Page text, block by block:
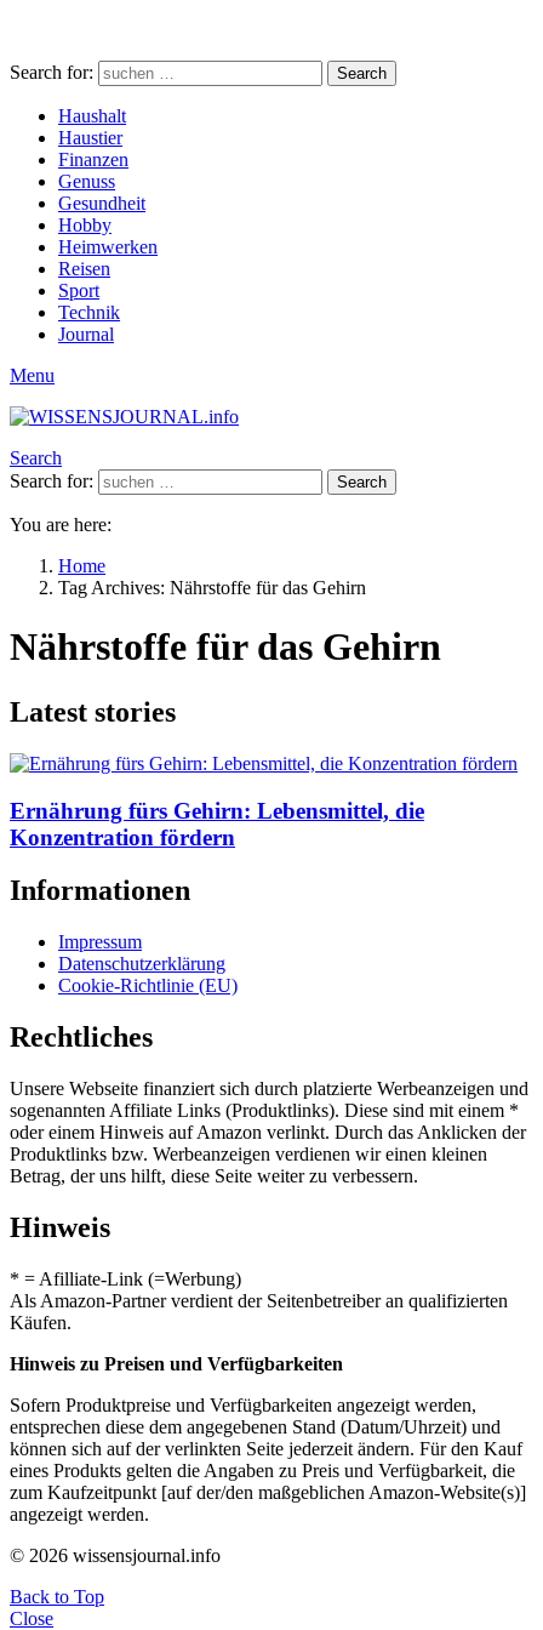
Search for: Search
Haushalt
Haustier
Finanzen
Genuss
Gesundheit
Hobby
Heimwerken
Reisen
Sport
Technik
Journal
Menu
Search
Search for:
Search
You are here:
Home
Tag Archives: Nährstoffe für das Gehirn
Nährstoffe für das Gehirn
Latest stories
Ernährung fürs Gehirn: Lebensmittel, die
Konzentration fördern
Informationen
Impressum
Datenschutzerklärung
Cookie-Richtlinie (EU)
Rechtliches
Unsere Webseite finanziert sich durch platzierte Werbeanzeigen und
sogenannten Affiliate Links (Produktlinks). Diese sind mit einem *
oder einem Hinweis auf Amazon verlinkt. Durch das Anklicken der
Produktlinks bzw. Werbeanzeigen verdienen wir einen kleinen
Betrag, der uns hilft, diese Seite weiter zu verbessern.
Hinweis
* = Afilliate-Link (=Werbung)
Als Amazon-Partner verdient der Seitenbetreiber an qualifizierten
Käufen.
Hinweis zu Preisen und Verfügbarkeiten
Sofern Produktpreise und Verfügbarkeiten angezeigt werden,
entsprechen diese dem angegebenen Stand (Datum/Uhrzeit) und
können sich auf der verlinkten Seite jederzeit ändern. Für den Kauf
eines Produkts gelten die Angaben zu Preis und Verfügbarkeit, die
zum Kaufzeitpunkt [auf der/den maßgeblichen Amazon-Website(s)]
angezeigt werden.
© 2026 wissensjournal.info
Back to Top
Close